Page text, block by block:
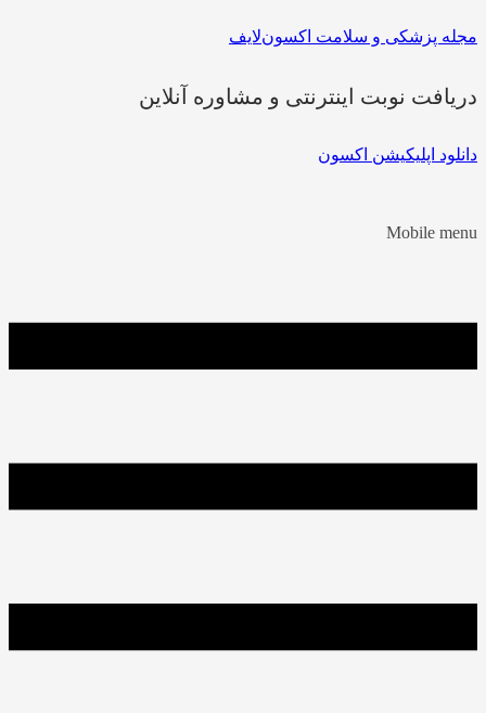
مجله پزشکی و سلامت اکسون‌لایف
دریافت نوبت اینترنتی و مشاوره آنلاین
دانلود اپلیکیشن اکسون
Mobile menu